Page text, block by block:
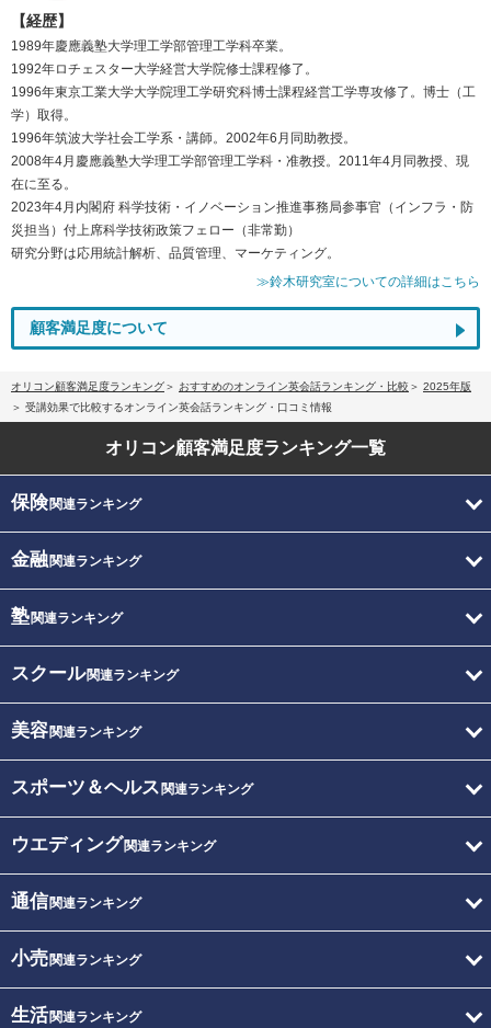
【経歴】
1989年慶應義塾大学理工学部管理工学科卒業。
1992年ロチェスター大学経営大学院修士課程修了。
1996年東京工業大学大学院理工学研究科博士課程経営工学専攻修了。博士（工
学）取得。
1996年筑波大学社会工学系・講師。2002年6月同助教授。
2008年4月慶應義塾大学理工学部管理工学科・准教授。2011年4月同教授、現
在に至る。
2023年4月内閣府 科学技術・イノベーション推進事務局参事官（インフラ・防
災担当）付上席科学技術政策フェロー（非常勤）
研究分野は応用統計解析、品質管理、マーケティング。
≫鈴木研究室についての詳細はこちら
顧客満足度について
オリコン顧客満足度ランキング おすすめのオンライン英会話ランキング・比較
2025年版
受講効果で比較するオンライン英会話ランキング・口コミ情報
オリコン顧客満足度ランキング一覧
保険関連ランキング
金融関連ランキング
塾関連ランキング
スクール関連ランキング
美容関連ランキング
スポーツ＆ヘルス 関連ランキング
ウエディング関連ランキング
通信関連ランキング
小売関連ランキング
生活関連ランキング